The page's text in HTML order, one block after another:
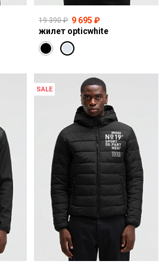
19 390 ₽ 9 695 ₽
жилет opticwhite
SALE